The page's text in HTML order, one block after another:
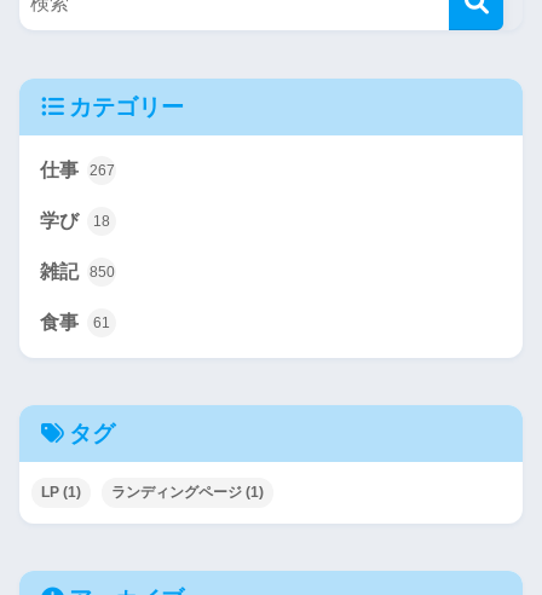
カテゴリー
仕事 267
学び 18
雑記 850
食事 61
タグ
LP (1) ランディングページ (1)